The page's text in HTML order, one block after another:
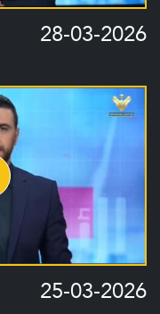
28-03-2026
25-03-2026